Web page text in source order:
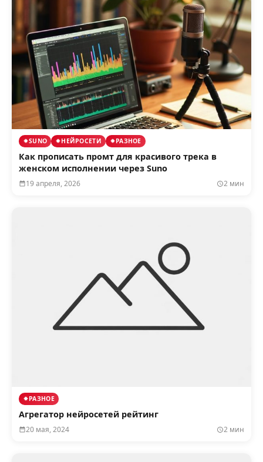
SUNO НЕЙРОСЕТИ РАЗНОЕ
Как прописать промт для красивого трека в
женском исполнении через Suno
19 апреля, 2026 2 мин
РАЗНОЕ
Агрегатор нейросетей рейтинг
20 мая, 2024 2 мин